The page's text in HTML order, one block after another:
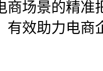
商场景的精准
有效助力电商